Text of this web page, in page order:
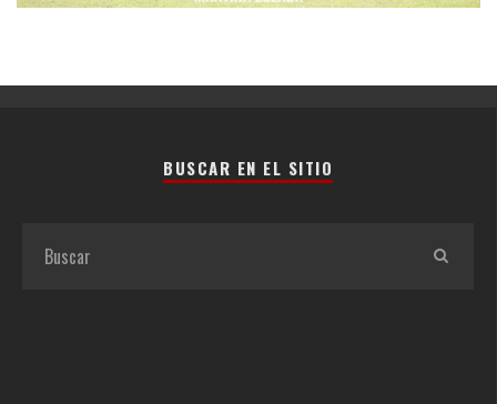
BUSCAR EN EL SITIO